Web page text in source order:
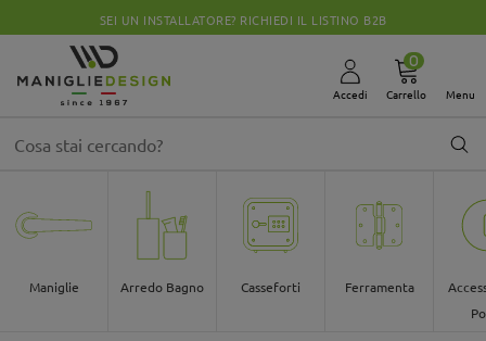
SEI UN INSTALLATORE? RICHIEDI IL LISTINO B2B
Accedi
0
Carrello Menu
Maniglie Arredo Bagno Casseforti Ferramenta